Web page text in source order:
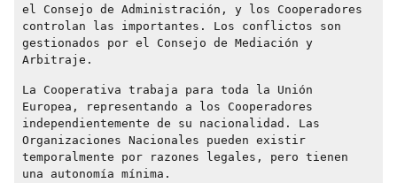
el Consejo de Administración, y los Cooperadores
controlan las importantes. Los conflictos son
gestionados por el Consejo de Mediación y
Arbitraje.
La Cooperativa trabaja para toda la Unión
Europea, representando a los Cooperadores
independientemente de su nacionalidad. Las
Organizaciones Nacionales pueden existir
temporalmente por razones legales, pero tienen
una autonomía mínima.